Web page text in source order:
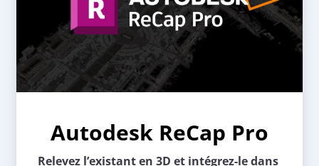
Autodesk ReCap Pro
Relevez l’existant en 3D et intégrez-le dans